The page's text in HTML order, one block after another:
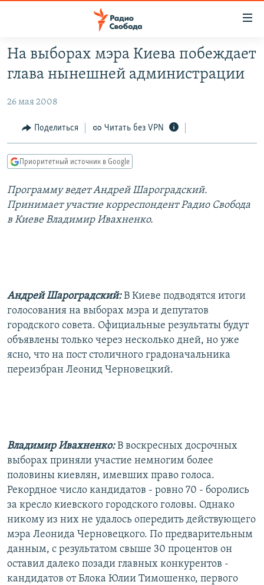
упрощенного
доступа
содержанию
Вернутся
навигации
Вернутся
ПРОГРАММЫ
АВТОРСКИЕ ПРОЕКТЫ
ЦИТАТЫ СВОБОДЫ
КУЛЬТУРА
IDEL.РЕАЛИИ
КАВКАЗ.РЕАЛИИ
ПОДПИШИТЕСЬ НА РАССЫЛКУ
СОЦИАЛЬНЫЕ СЕТИ
На выборах мэра Киева побеждает
глава нынешней администрации
26 мая 2008
Поделиться Читать без VPN
Приоритетный источник в Google
Программу ведет Андрей Шароградский.
Принимает участие корреспондент Радио Свобода
в Киеве Владимир Ивахненко.
Андрей Шароградский:В Киеве подводятся итоги
голосования на выборах мэра и депутатов
городского совета. Официальные результаты будут
объявлены только через несколько дней, но уже
ясно, что на пост столичного градоначальника
переизбран Леонид Черновецкий.
Владимир Ивахненко:В воскресных досрочных
выборах приняли участие немногим более
половины киевлян, имевших право голоса.
Рекордное число кандидатов - ровно 70 - боролись
за кресло киевского городского головы. Однако
никому из них не удалось опередить действующего
мэра Леонида Черновецкого. По предварительным
данным, с результатом свыше 30 процентов он
оставил далеко позади главных конкурентов -
кандидатов от Блока Юлии Тимошенко, первого